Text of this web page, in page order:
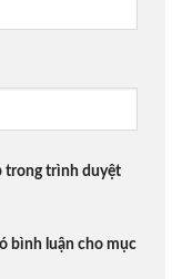
trong trình duyệt
bình luận cho mục